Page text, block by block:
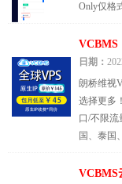
Only仅格
VCBMS
日期：
朗桥维视
选择更多
口/不限流
国、泰国
VCBMS